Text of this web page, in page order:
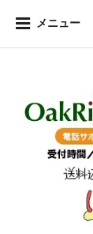
メニュー